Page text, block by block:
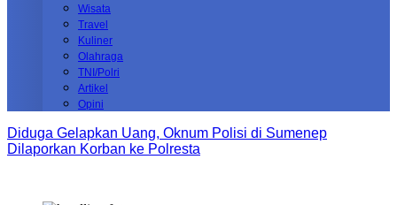
Wisata
Travel
Kuliner
Olahraga
TNI/Polri
Artikel
Opini
Diduga Gelapkan Uang, Oknum Polisi di Sumenep
Dilaporkan Korban ke Polresta